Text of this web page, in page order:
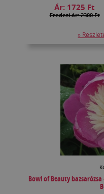
Ár: 1725 Ft
Eredeti ár: 2300 Ft
»
Bowl of Beauty